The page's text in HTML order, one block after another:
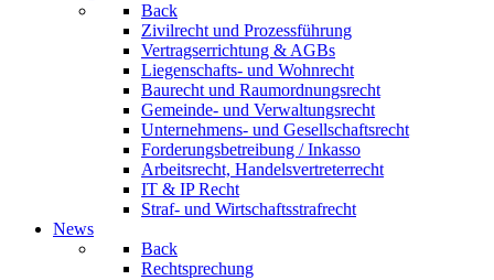
Back
Zivilrecht und Prozessführung
Vertragserrichtung & AGBs
Liegenschafts- und Wohnrecht
Baurecht und Raumordnungsrecht
Gemeinde- und Verwaltungsrecht
Unternehmens- und Gesellschaftsrecht
Forderungsbetreibung / Inkasso
Arbeitsrecht, Handelsvertreterrecht
IT & IP Recht
Straf- und Wirtschaftsstrafrecht
News
Back
Rechtsprechung